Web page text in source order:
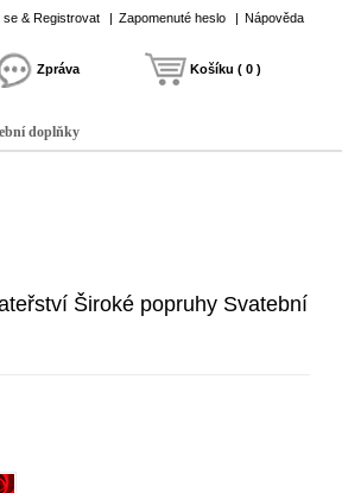
se & Registrovat | Zapomenuté heslo | Nápověda
Zpráva Košíku ( 0 )
doplňky
Široké popruhy Svatební